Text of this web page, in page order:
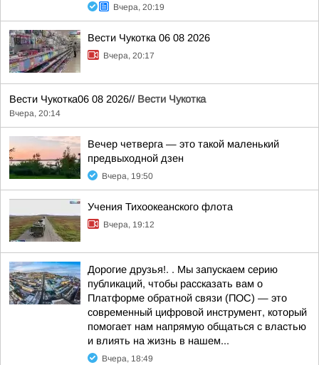
Вчера, 20:19
Вести Чукотка 06 08 2026
Вчера, 20:17
Вести Чукотка06 08 2026// Вести Чукотка
Вчера, 20:14
Вечер четверга — это такой маленький
предвыходной дзен
Вчера, 19:50
Учения Тихоокеанского флота
Вчера, 19:12
Дорогие друзья!. . Мы запускаем серию
публикаций, чтобы рассказать вам о
Платформе обратной связи (ПОС) — это
современный цифровой инструмент, который
помогает нам напрямую общаться с властью
и влиять на жизнь в нашем...
Вчера, 18:49